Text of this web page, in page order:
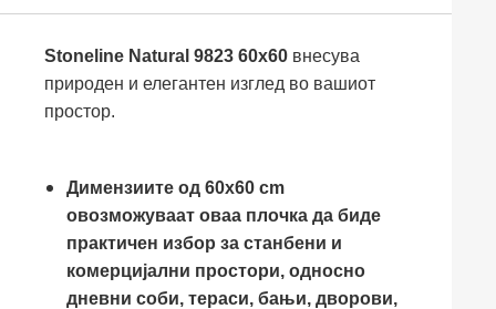
Stoneline Natural 9823 60x60 внесува
природен и елегантен изглед во вашиот
простор.
Димензиите од 60x60 cm
овозможуваат оваа плочка да биде
практичен избор за станбени и
комерцијални простори, односно
дневни соби, тераси, бањи, дворови,